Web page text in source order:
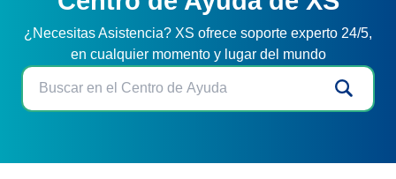
¿Necesitas Asistencia? XS ofrece soporte experto 24/5,
en cualquier momento y lugar del mundo